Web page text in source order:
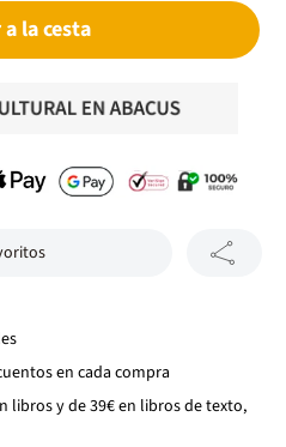
la cesta
en cada compra
libros y de 39€ en libros de texto,